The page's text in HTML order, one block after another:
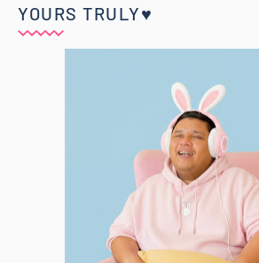
YOURS TRULY♥